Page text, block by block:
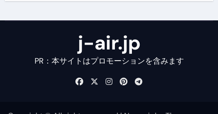
j-air.jp
PR：本サイトはプロモーションを含みます